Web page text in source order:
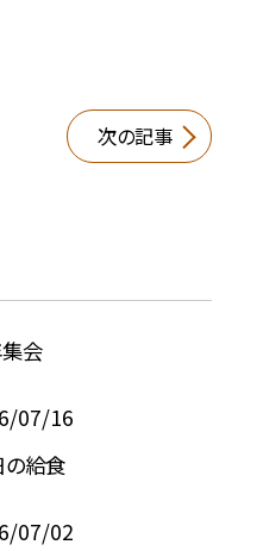
次の記事
会
07/16
給食
07/02